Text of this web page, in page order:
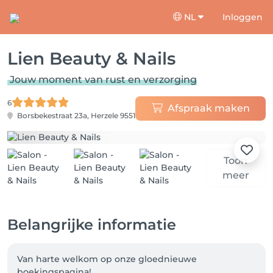
NL Inloggen
Lien Beauty & Nails
Jouw moment van rust en verzorging
6
Borsbekestraat 23a, Herzele 9551
Afspraak maken
Toon
meer
Belangrijke informatie
Van harte welkom op onze gloednieuwe